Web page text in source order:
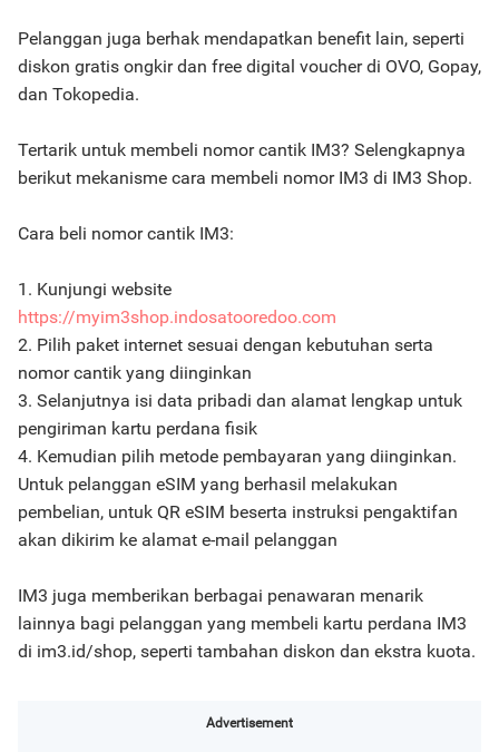
Pelanggan juga berhak mendapatkan benefit lain, seperti
diskon gratis ongkir dan free digital voucher di OVO, Gopay,
dan Tokopedia.
Tertarik untuk membeli nomor cantik IM3? Selengkapnya
berikut mekanisme cara membeli nomor IM3 di IM3 Shop.
Cara beli nomor cantik IM3:
1. Kunjungi website
https://myim3shop.indosatooredoo.com
2. Pilih paket internet sesuai dengan kebutuhan serta
nomor cantik yang diinginkan
3. Selanjutnya isi data pribadi dan alamat lengkap untuk
pengiriman kartu perdana fisik
4. Kemudian pilih metode pembayaran yang diinginkan.
Untuk pelanggan eSIM yang berhasil melakukan
pembelian, untuk QR eSIM beserta instruksi pengaktifan
akan dikirim ke alamat e-mail pelanggan
IM3 juga memberikan berbagai penawaran menarik
lainnya bagi pelanggan yang membeli kartu perdana IM3
di im3.id/shop, seperti tambahan diskon dan ekstra kuota.
Advertisement